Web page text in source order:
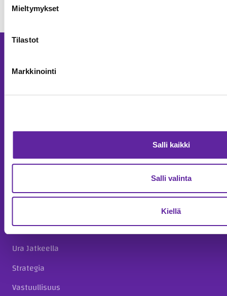
Mieltymykset
Tilastot
Markkinointi
Salli kaikki
Salli valinta
Kiellä
Asuntokohteet
Asuntorakentaminen
Julkisivut
Täydennysrakentaminen taloyhtiöille
Meistä
Ura Jatkeella
Strategia
Vastuullisuus